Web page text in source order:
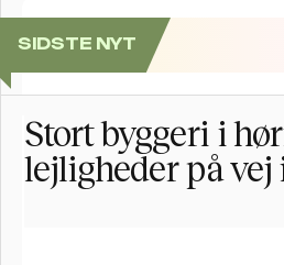
SIDSTE NYT
Brøndbys Længste Bord:
Stort byggeri i
lejligheder på vej